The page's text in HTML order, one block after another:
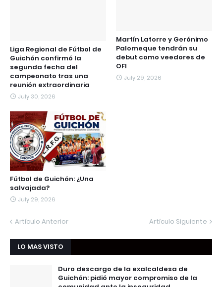
Liga Regional de Fútbol de
Guichón confirmó la
segunda fecha del
campeonato tras una
reunión extraordinaria
July 30, 2026
Martín Latorre y Gerónimo
Palomeque tendrán su
debut como veedores de
OFI
July 29, 2026
Fútbol de Guichón: ¿Una
salvajada?
July 29, 2026
Artículo Anterior Artículo Siguiente
LO MAS VISTO
Duro descargo de la exalcaldesa de
Guichón: pidió mayor compromiso de la